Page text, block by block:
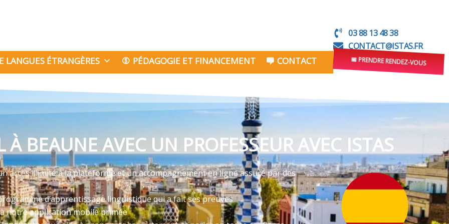
LANGUES ÉTRANGÈRES PÉDAGOGIE ET FINANCEMENT CONTACT
03 88 13 48 38
CONTACT@ISTAS.FR
📅 PRENDRE RENDEZ-VOUS
BEAUNE AVEC UN PROFESSEUR AVEC ISTAS
accès illimité à la plateforme et un accompagnement en ligne assuré par des
d’apprentissage linguistique qui a fait ses preuves
notre application mobile primée